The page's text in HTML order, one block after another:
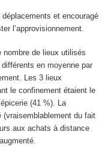
et encouragé
l’approvisionnement.
nombre de lieux utilisés
en moyenne par
Les 3 lieux
le confinement étaient le
(41 %). La
du fait
aux achats à distance